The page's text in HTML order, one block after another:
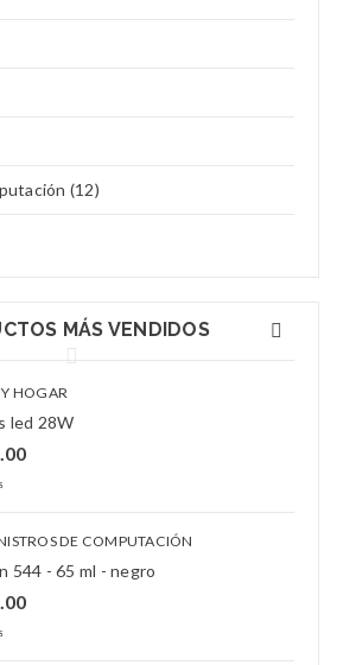
(12)
MÁS VENDIDOS
Y HOGAR
led 28W
DE COMPUTACIÓN
544 - 65 ml - negro